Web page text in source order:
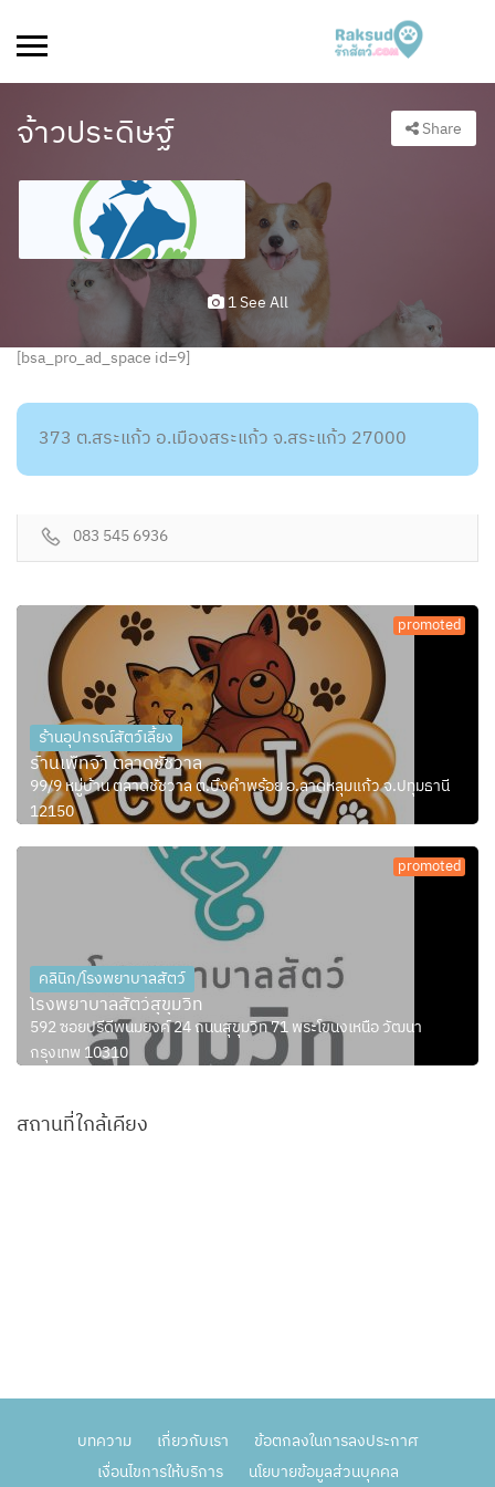
จ้าวประดิษฐ์ Share
1 See All
[bsa_pro_ad_space id=9]
373 ต.สระแก้ว อ.เมืองสระแก้ว จ.สระแก้ว 27000
083 545 6936
promoted
ร้านอุปกรณ์สัตว์เลี้ยง
ร้านเพ็ทจ้า ตลาดชัชวาล
99/9 หมู่บ้าน ตลาดชัชวาล ต.บึงคำพร้อย อ.ลาดหลุมแก้ว จ.ปทุมธานี
12150
promoted
คลินิก/โรงพยาบาลสัตว์
โรงพยาบาลสัตว์สุขุมวิท
592 ซอยปรีดีพนมยงค์ 24 ถนนสุขุมวิท 71 พระโขนงเหนือ วัฒนา
กรุงเทพ 10310
สถานที่ใกล้เคียง
บทความ เกี่ยวกับเรา
ข้อตกลงในการลงประกาศ
เงื่อนไขการให้บริการ
นโยบายข้อมูลส่วนบุคคล